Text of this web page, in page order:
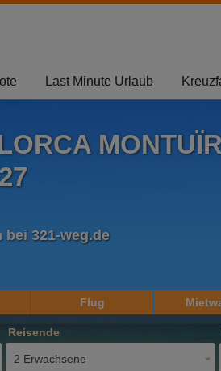
Last Minute Urlaub
321-weg.de
Flug
Reisende
2 Erwachsene